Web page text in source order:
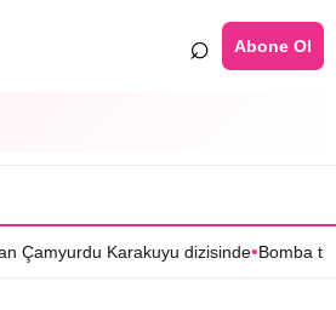
⌕ Abone Ol
•Bomba transfer! Caner Cindoruk,